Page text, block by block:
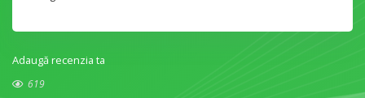
Adaugă recenzia ta
619